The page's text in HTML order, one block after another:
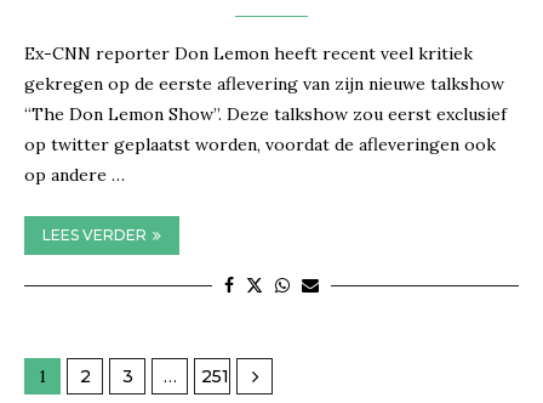
Ex-CNN reporter Don Lemon heeft recent veel kritiek
gekregen op de eerste aflevering van zijn nieuwe talkshow
“The Don Lemon Show”. Deze talkshow zou eerst exclusief
op twitter geplaatst worden, voordat de afleveringen ook
op andere …
LEES VERDER
1 2 3 … 251